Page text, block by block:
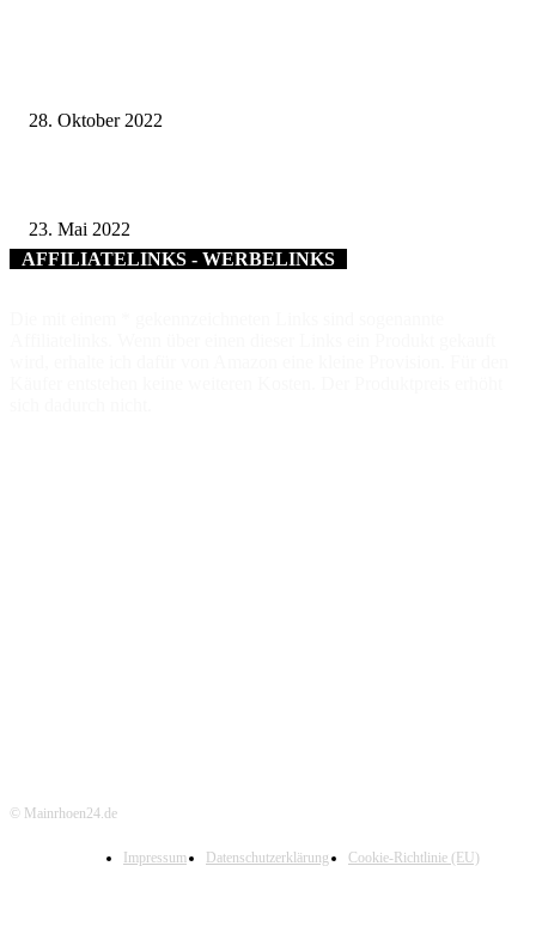
28. Oktober 2022
23. Mai 2022
AFFILIATELINKS - WERBELINKS
© Mainrhoen24.de
Impressum Datenschutzerklärung Cookie-Richtlinie (EU)